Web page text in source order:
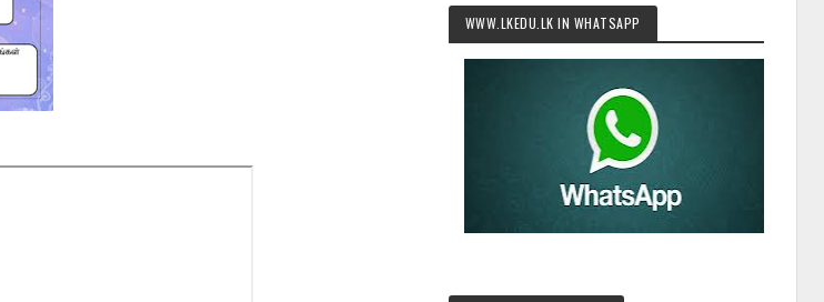
WWW.LKEDU.LK IN WHATSAPP